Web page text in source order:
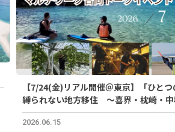
【7/24(金)リアル開催＠東京】「ひと
縛られない地方移住 ～喜界・枕崎・中
ークイベント～
2026.06.15